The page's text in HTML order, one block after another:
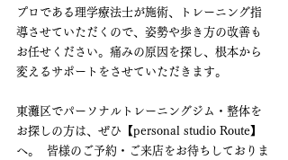
プロである理学療法士が施術、トレーニング指
導させていただくので、姿勢や歩き方の改善も
お任せください。痛みの原因を探し、根本から
変えるサポートをさせていただきます。
東灘区でパーソナルトレーニングジム・整体を
お探しの方は、ぜひ【personal studio Route】
へ。  皆様のご予約・ご来店をお待ちしておりま